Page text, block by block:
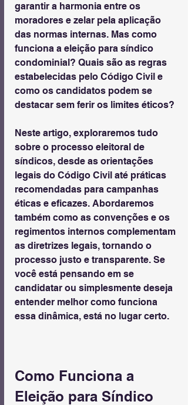
garantir a harmonia entre os
moradores e zelar pela aplicação
das normas internas. Mas como
funciona a eleição para síndico
condominial? Quais são as regras
estabelecidas pelo Código Civil e
como os candidatos podem se
destacar sem ferir os limites éticos?
Neste artigo, exploraremos tudo
sobre o processo eleitoral de
síndicos, desde as orientações
legais do Código Civil até práticas
recomendadas para campanhas
éticas e eficazes. Abordaremos
também como as convenções e os
regimentos internos complementam
as diretrizes legais, tornando o
processo justo e transparente. Se
você está pensando em se
candidatar ou simplesmente deseja
entender melhor como funciona
essa dinâmica, está no lugar certo.
Como Funciona a
Eleição para Síndico